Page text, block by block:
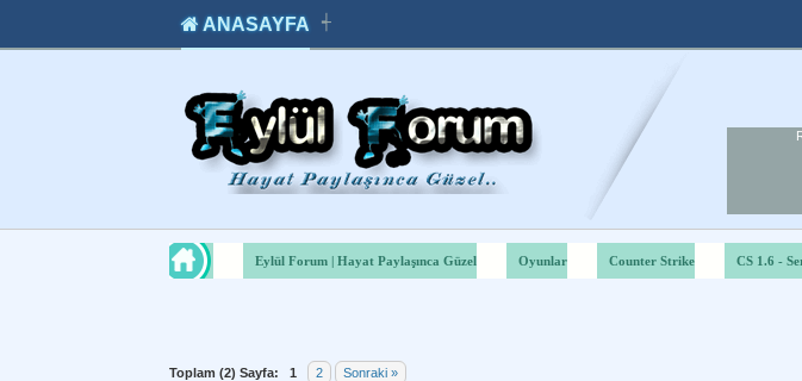
satın
takipçi
ANASAYFA ┽
Eylül Forum | Hayat Paylaşınca Güzel Oyunlar Counter Strike CS 1.6 -
Toplam (2) Sayfa: 1 2 Sonraki »